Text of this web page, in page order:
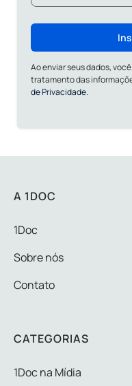
Ao enviar seus dados,
tratamento das
de Privacidade.
A 1DOC
1Doc
Sobre nós
Contato
CATEGORIAS
1Doc na Mídia